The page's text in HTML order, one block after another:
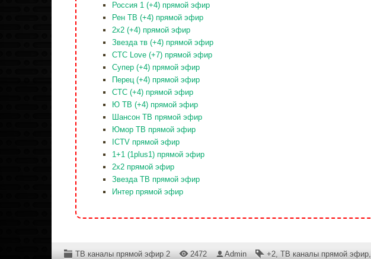
Россия 1 (+4) прямой эфир
Рен ТВ (+4) прямой эфир
2x2 (+4) прямой эфир
Звезда тв (+4) прямой эфир
СТС Love (+7) прямой эфир
Супер (+4) прямой эфир
Перец (+4) прямой эфир
СТС (+4) прямой эфир
Ю ТВ (+4) прямой эфир
Шансон ТВ прямой эфир
Юмор ТВ прямой эфир
ICTV прямой эфир
1+1 (1plus1) прямой эфир
2x2 прямой эфир
Звезда ТВ прямой эфир
Интер прямой эфир
ТВ каналы прямой эфир 2 2472 Admin +2, ТВ каналы прямой эфир,